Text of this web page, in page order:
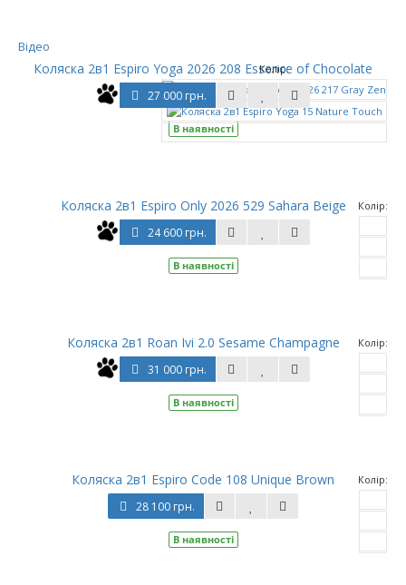
Колір:
Відео
Коляска 2в1 Espiro Yoga 2026 208 Essence of Chocolate
27 000 грн.
В наявності
Колір:
Коляска 2в1 Espiro Only 2026 529 Sahara Beige
24 600 грн.
В наявності
Колір:
Коляска 2в1 Roan Ivi 2.0 Sesame Champagne
31 000 грн.
В наявності
Колір:
Коляска 2в1 Espiro Code 108 Unique Brown
28 100 грн.
В наявності